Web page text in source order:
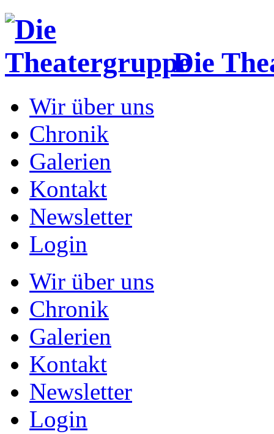
Die
Wir über uns
Chronik
Galerien
Kontakt
Newsletter
Login
Wir über uns
Chronik
Galerien
Kontakt
Newsletter
Login